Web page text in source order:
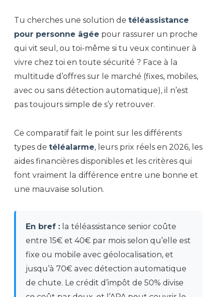
Tu cherches une solution de téléassistance
pour personne âgée pour rassurer un proche
qui vit seul, ou toi-même si tu veux continuer à
vivre chez toi en toute sécurité ? Face à la
multitude d’offres sur le marché (fixes, mobiles,
avec ou sans détection automatique), il n’est
pas toujours simple de s’y retrouver.
Ce comparatif fait le point sur les différents
types de téléalarme, leurs prix réels en 2026, les
aides financières disponibles et les critères qui
font vraiment la différence entre une bonne et
une mauvaise solution.
En bref : la téléassistance senior coûte
entre 15€ et 40€ par mois selon qu’elle est
fixe ou mobile avec géolocalisation, et
jusqu’à 70€ avec détection automatique
de chute. Le crédit d’impôt de 50% divise